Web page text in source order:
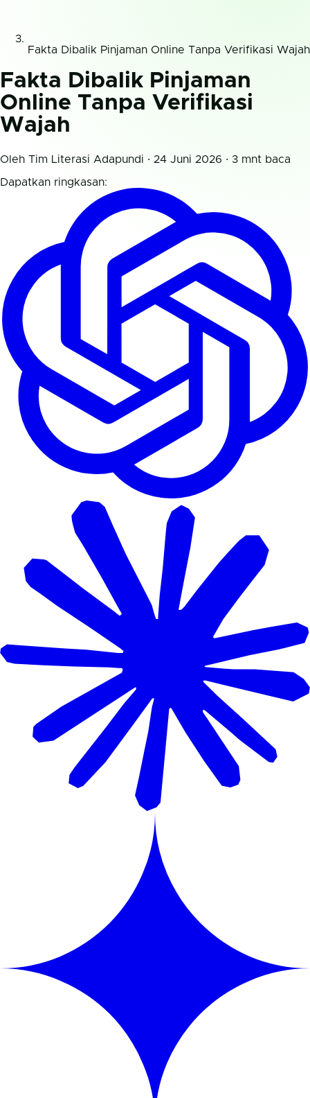
Fakta Dibalik Pinjaman Online Tanpa Verifikasi Wajah
Fakta Dibalik Pinjaman
Online Tanpa Verifikasi
Wajah
Oleh Tim Literasi Adapundi · 24 Juni 2026 · 3 mnt baca
Dapatkan ringkasan: